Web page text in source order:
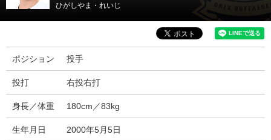
ひがしやま・れいじ
ポジション 投手
投打 右投右打
身長／体重 180cm／83kg
生年月日 2000年5月5日